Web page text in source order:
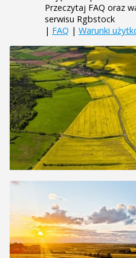
Przeczytaj FAQ oraz
serwisu Rgbstock
| FAQ | Warunki